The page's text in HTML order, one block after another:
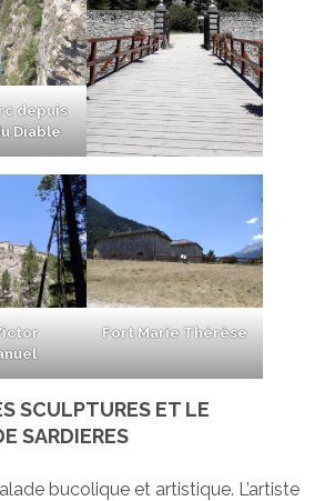
depuis
Diable
Fort Marie Thérèse
SCULPTURES ET LE
SARDIERES
bucolique et artistique. L’artiste